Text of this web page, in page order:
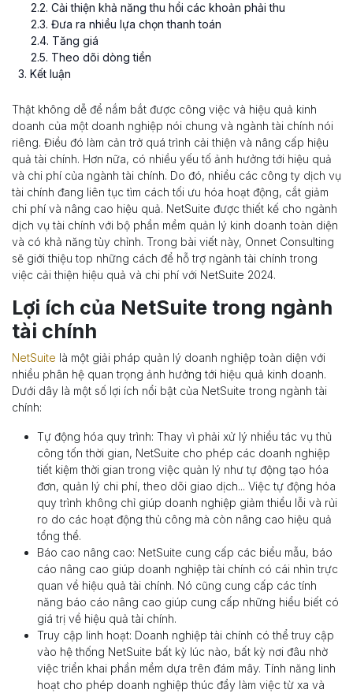
2.2. Cải thiện khả năng thu hồi các khoản phải thu
2.3. Đưa ra nhiều lựa chọn thanh toán
2.4. Tăng giá
2.5. Theo dõi dòng tiền
3. Kết luận
Thật không dễ để nắm bắt được công việc và hiệu quả kinh
doanh của một doanh nghiệp nói chung và ngành tài chính nói
riêng. Điều đó làm cản trở quá trình cải thiện và nâng cấp hiệu
quả tài chính. Hơn nữa, có nhiều yếu tố ảnh hưởng tới hiệu quả
và chi phí của ngành tài chính. Do đó, nhiều các công ty dịch vụ
tài chính đang liên tục tìm cách tối ưu hóa hoạt động, cắt giảm
chi phí và nâng cao hiệu quả. NetSuite được thiết kế cho ngành
dịch vụ tài chính với bộ phần mềm quản lý kinh doanh toàn diện
và có khả năng tùy chỉnh. Trong bài viết này, Onnet Consulting
sẽ giới thiệu top những cách để hỗ trợ ngành tài chính trong
việc cải thiện hiệu quả và chi phí với NetSuite 2024.
Lợi ích của NetSuite trong ngành
tài chính
NetSuite là một giải pháp quản lý doanh nghiệp toàn diện với
nhiều phân hệ quan trọng ảnh hưởng tới hiệu quả kinh doanh.
Dưới dây là một số lợi ích nổi bật của NetSuite trong ngành tài
chính:
Tự động hóa quy trình: Thay vì phải xử lý nhiều tác vụ thủ
công tốn thời gian, NetSuite cho phép các doanh nghiệp
tiết kiệm thời gian trong việc quản lý như tự động tạo hóa
đơn, quản lý chi phí, theo dõi giao dịch... Việc tự động hóa
quy trình không chỉ giúp doanh nghiệp giảm thiểu lỗi và rủi
ro do các hoạt động thủ công mà còn nâng cao hiệu quả
tổng thể.
Báo cao nâng cao: NetSuite cung cấp các biểu mẫu, báo
cáo nâng cao giúp doanh nghiệp tài chính có cái nhìn trực
quan về hiệu quả tài chính. Nó cũng cung cấp các tính
năng báo cáo nâng cao giúp cung cấp những hiểu biết có
giá trị về hiệu quả tài chính.
Truy cập linh hoạt: Doanh nghiệp tài chính có thể truy cập
vào hệ thống NetSuite bất kỳ lúc nào, bất kỳ nơi đâu nhờ
việc triển khai phần mềm dựa trên đám mây. Tính năng linh
hoạt cho phép doanh nghiệp thúc đẩy làm việc từ xa và